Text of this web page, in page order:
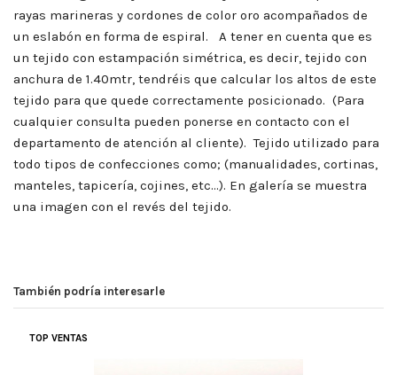
rayas marineras y cordones de color oro acompañados de
un eslabón en forma de espiral. A tener en cuenta que es
un tejido con estampación simétrica, es decir, tejido con
anchura de 1.40mtr, tendréis que calcular los altos de este
tejido para que quede correctamente posicionado. (Para
cualquier consulta pueden ponerse en contacto con el
departamento de atención al cliente). Tejido utilizado para
todo tipos de confecciones como; (manualidades, cortinas,
manteles, tapicería, cojines, etc…). En galería se muestra
una imagen con el revés del tejido.
También podría interesarle
TOP VENTAS